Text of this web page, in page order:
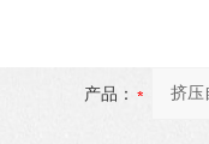
产品：